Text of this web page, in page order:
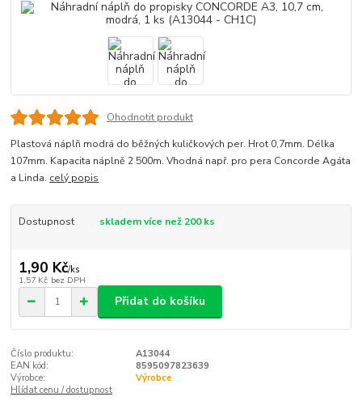
Ohodnotit produkt
Plastová náplň modrá do běžných kuličkových per. Hrot 0,7mm. Délka
107mm. Kapacita náplně 2 500m. Vhodná např. pro pera Concorde Agáta
a Linda. celý popis
Dostupnost skladem více než 200 ks
1,90 Kč/ks
1,57 Kč bez DPH
Přidat do košíku
Číslo produktu:
A13044
EAN kód:
8595097823639
Výrobce:
Výrobce
Hlídat cenu / dostupnost